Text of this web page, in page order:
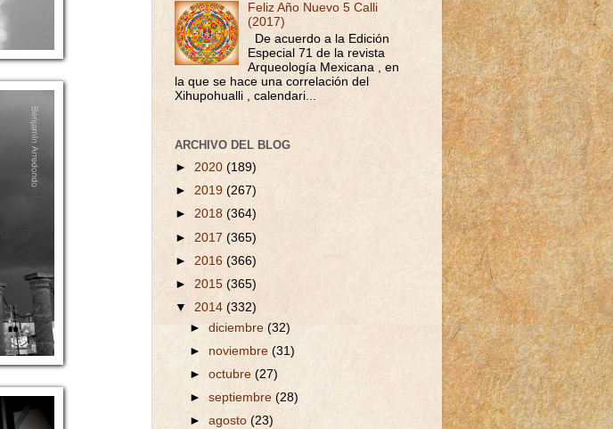
Feliz Año Nuevo 5 Calli
(2017)
De acuerdo a la Edición
Especial 71 de la revista
Arqueología Mexicana , en
la que se hace una correlación del
Xihupohualli , calendari...
ARCHIVO DEL BLOG
► 2020 (189)
► 2019 (267)
► 2018 (364)
► 2017 (365)
► 2016 (366)
► 2015 (365)
▼ 2014 (332)
►diciembre(32)
► noviembre(31)
►octubre(27)
►septiembre(28)
►agosto(23)